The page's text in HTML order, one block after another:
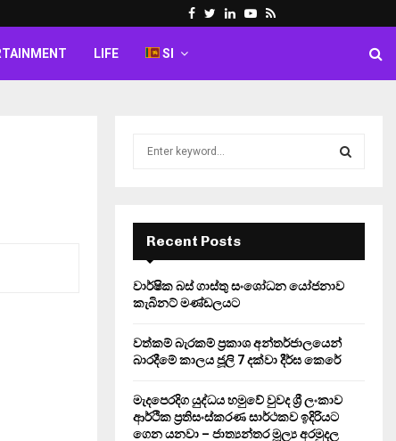
Facebook
Twitter
LinkedinYoutube
Rss
LIFE SI
r
:
E
A
R
H
Recent Posts
වාර්ෂික බස් ගාස්තු සංශෝධන යෝජනාව
කැබිනට් මණ්ඩලයට
වත්කම් බැරකම් ප්‍රකාශ අන්තර්ජාලයෙන්
බාරදීමේ කාලය ජූලි 7 දක්වා දීර්ඝ කෙරේ
මැදපෙරදිග යුද්ධය හමුවේ වුවද ශ්‍රී ලංකාව
ආර්ථික ප්‍රතිසංස්කරණ සාර්ථකව ඉදිරියට
ගෙන යනවා – ජාත්‍යන්තර මූල්‍ය අරමුදල